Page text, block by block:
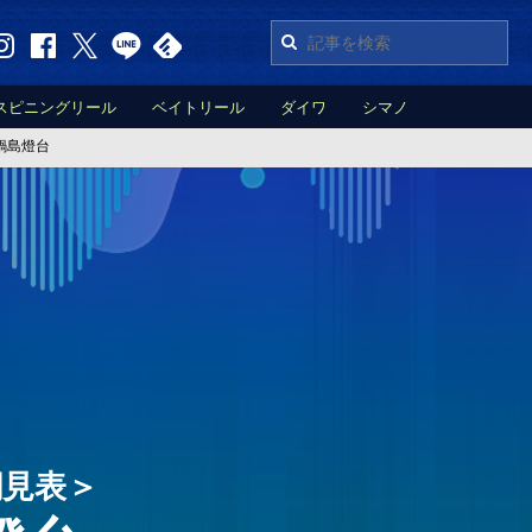
ピニングリール ベイトリール ダイワ シマノ
島燈台
表＞